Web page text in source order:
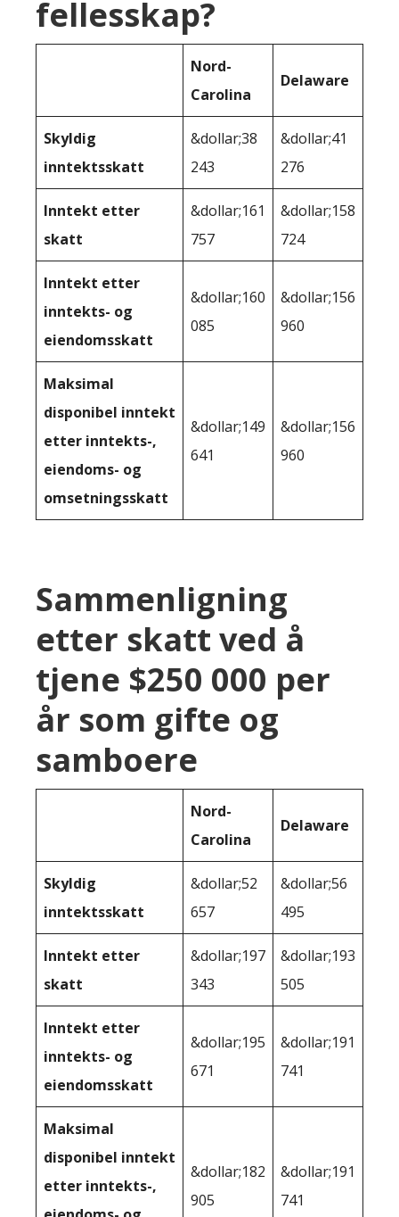
fellesskap?
Nord-
Carolina
Delaware
Skyldig
inntektsskatt
&dollar;38
243
&dollar;41
276
Inntekt etter
skatt
&dollar;161
757
&dollar;158
724
Inntekt etter
inntekts- og
eiendomsskatt
&dollar;160
085
&dollar;156
960
Maksimal
disponibel inntekt
etter inntekts-,
eiendoms- og
omsetningsskatt
&dollar;149
641
&dollar;156
960
Sammenligning
etter skatt ved å
tjene $250 000 per
år som gifte og
samboere
Nord-
Carolina
Delaware
Skyldig
inntektsskatt
&dollar;52
657
&dollar;56
495
Inntekt etter
skatt
&dollar;197
343
&dollar;193
505
Inntekt etter
inntekts- og
eiendomsskatt
&dollar;195
671
&dollar;191
741
Maksimal
disponibel inntekt
etter inntekts-,
&dollar;182
905
&dollar;191
741